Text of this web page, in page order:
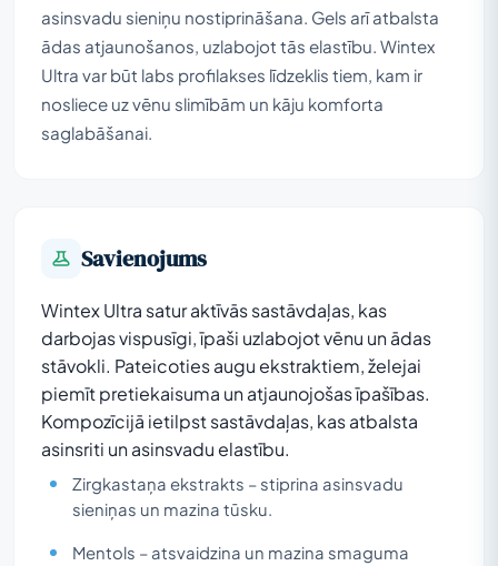
asinsvadu sieniņu nostiprināšana. Gels arī atbalsta
ādas atjaunošanos, uzlabojot tās elastību. Wintex
Ultra var būt labs profilakses līdzeklis tiem, kam ir
nosliece uz vēnu slimībām un kāju komforta
saglabāšanai.
Savienojums
Wintex Ultra satur aktīvās sastāvdaļas, kas
darbojas vispusīgi, īpaši uzlabojot vēnu un ādas
stāvokli. Pateicoties augu ekstraktiem, želejai
piemīt pretiekaisuma un atjaunojošas īpašības.
Kompozīcijā ietilpst sastāvdaļas, kas atbalsta
asinsriti un asinsvadu elastību.
Zirgkastaņa ekstrakts – stiprina asinsvadu
sieniņas un mazina tūsku.
Mentols – atsvaidzina un mazina smaguma